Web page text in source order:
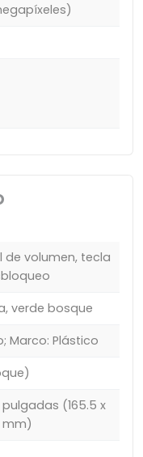
de volumen, tecla
verde bosque
Marco: Plástico
pulgadas (165.5 x
mm)